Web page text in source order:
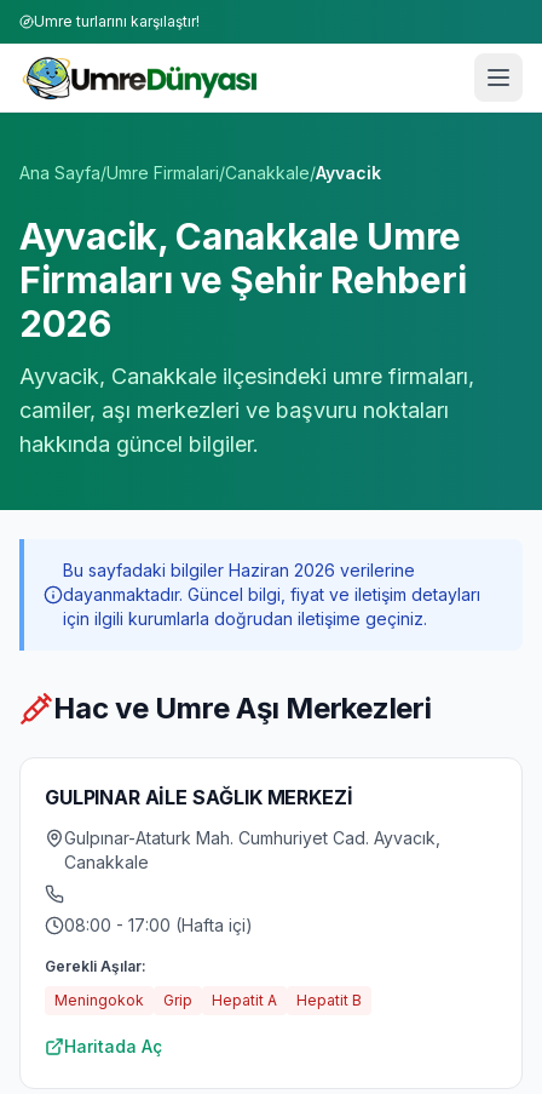
Umre turlarını karşılaştır!
Ana Sayfa/Umre Firmalari/Canakkale/Ayvacik
Ayvacik, Canakkale Umre
Firmaları ve Şehir Rehberi
2026
Ayvacik, Canakkale ilçesindeki umre firmaları,
camiler, aşı merkezleri ve başvuru noktaları
hakkında güncel bilgiler.
Bu sayfadaki bilgiler Haziran 2026 verilerine
dayanmaktadır. Güncel bilgi, fiyat ve iletişim detayları
için ilgili kurumlarla doğrudan iletişime geçiniz.
Hac ve Umre Aşı Merkezleri
GULPINAR AİLE SAĞLIK MERKEZİ
Gulpınar-Ataturk Mah. Cumhuriyet Cad. Ayvacık,
Canakkale
08:00 - 17:00 (Hafta içi)
Gerekli Aşılar:
Meningokok
Grip Hepatit A Hepatit B
Haritada Aç